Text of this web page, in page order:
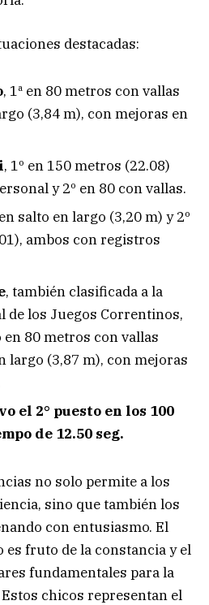
destacadas:
, 1ª en 80 metros con vallas
(3,84 m), con mejoras en
, 1º en 150 metros (22.08)
y 2º en 80 con vallas.
salto en largo (3,20 m) y 2º
ambos con registros
, también clasificada a la
de los Juegos Correntinos,
en 80 metros con vallas
largo (3,87 m), con mejoras
el 2° puesto en los 100
de 12.50 seg.
no solo permite a los
sino que también los
con entusiasmo. El
fruto de la constancia y el
fundamentales para la
chicos representan el